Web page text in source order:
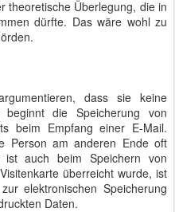
theoretische Überlegung, die in
dürfte. Das wäre wohl zu
dass sie keine
beginnt die Speicherung von
beim Empfang einer E-Mail.
Person am anderen Ende oft
ist auch beim Speichern von
überreicht wurde, ist
elektronischen Speicherung
Daten.